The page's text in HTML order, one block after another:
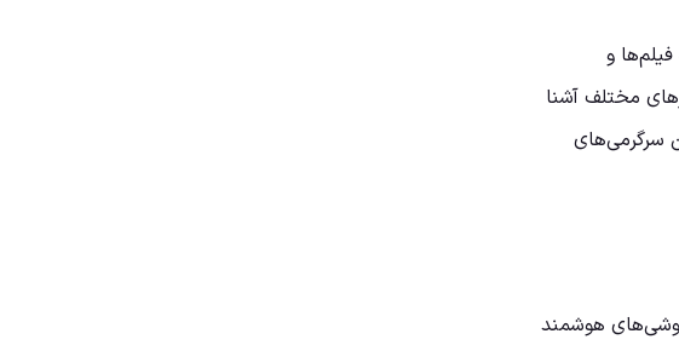
و
مختلف آشنا
سرگرمی‌های
هوشمند